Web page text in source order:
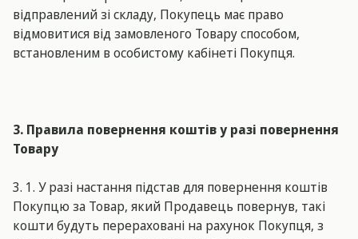
відправлений зі складу, Покупець має право
відмовитися від замовленого Товару способом,
встановленим в особистому кабінеті Покупця.
3. Правила повернення коштів у разі повернення
Товару
3. 1. У разі настання підстав для повернення коштів
Покупцю за Товар, який Продавець повернув, такі
кошти будуть перераховані на рахунок Покупця, з